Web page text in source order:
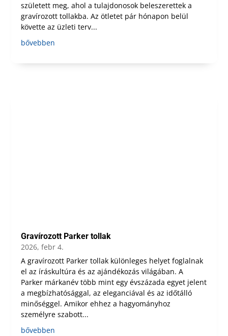
született meg, ahol a tulajdonosok beleszerettek a
gravírozott tollakba. Az ötletet pár hónapon belül
követte az üzleti terv...
bővebben
Gravírozott Parker tollak
2026, febr 4.
A gravírozott Parker tollak különleges helyet foglalnak
el az íráskultúra és az ajándékozás világában. A
Parker márkanév több mint egy évszázada egyet jelent
a megbízhatósággal, az eleganciával és az időtálló
minőséggel. Amikor ehhez a hagyományhoz
személyre szabott...
bővebben